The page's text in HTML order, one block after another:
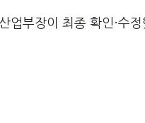
업부장이 최종 확인·수정